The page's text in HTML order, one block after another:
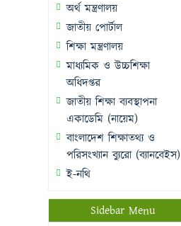
অর্থ মন্ত্রণালয়
জাতীয় পোর্টাল
শিক্ষা মন্ত্রণালয়
মাধ্যমিক ও উচ্চশিক্ষা
অধিদপ্তর
জাতীয় শিক্ষা ব্যবস্থাপনা
একাডেমি (নায়েম)
বাংলাদেশ শিক্ষাতথ্য ও
পরিসংখ্যান ব্যুরো (ব্যানবেইস)
ই-নথি
Sidebar Menu